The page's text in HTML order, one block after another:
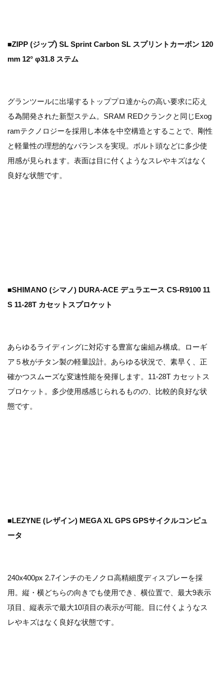
■ZIPP (ジップ) SL Sprint Carbon SL スプリントカーボン 120
mm 12° φ31.8 ステム
グランツールに出場するトッププロ達からの高い要求に応え
る為開発された新型ステム。SRAM REDクランクと同じExog
ramテクノロジーを採用し本体を中空構造とすることで、剛性
と軽量性の理想的なバランスを実現。ボルト頭などに多少使
用感が見られます。表面は目に付くようなスレやキズはなく
良好な状態です。
■SHIMANO (シマノ) DURA-ACE デュラエース CS-R9100 11
S 11-28T カセットスプロケット
あらゆるライディングに対応する豊富な歯組み構成。ローギ
ア５枚がチタン製の軽量設計。あらゆる状況で、素早く、正
確かつスムーズな変速性能を発揮します。11-28T カセットス
プロケット。多少使用感感じられるものの、比較的良好な状
態です。
■LEZYNE (レザイン) MEGA XL GPS GPSサイクルコンピュ
ータ
240x400px 2.7インチのモノクロ高精細度ディスプレーを採
用。縦・横どちらの向きでも使用でき、横位置で、最大9表示
項目、縦表示で最大10項目の表示が可能。目に付くようなス
レやキズはなく良好な状態です。